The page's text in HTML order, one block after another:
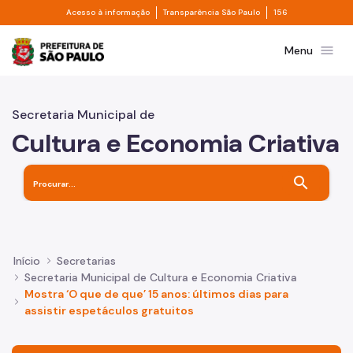
Pular para o Conteúdo principal
Acesso à informação Divisor de acesso à informação
Transparência São Paulo Divisor de
156
Prefeitura de São PauloMenu menu
Secretaria Municipal de
Cultura e Economia Criativa
search
Início
Secretarias
Secretaria Municipal de Cultura e Economia Criativa
Mostra ‘O que de que’ 15 anos: últimos dias para
assistir espetáculos gratuitos